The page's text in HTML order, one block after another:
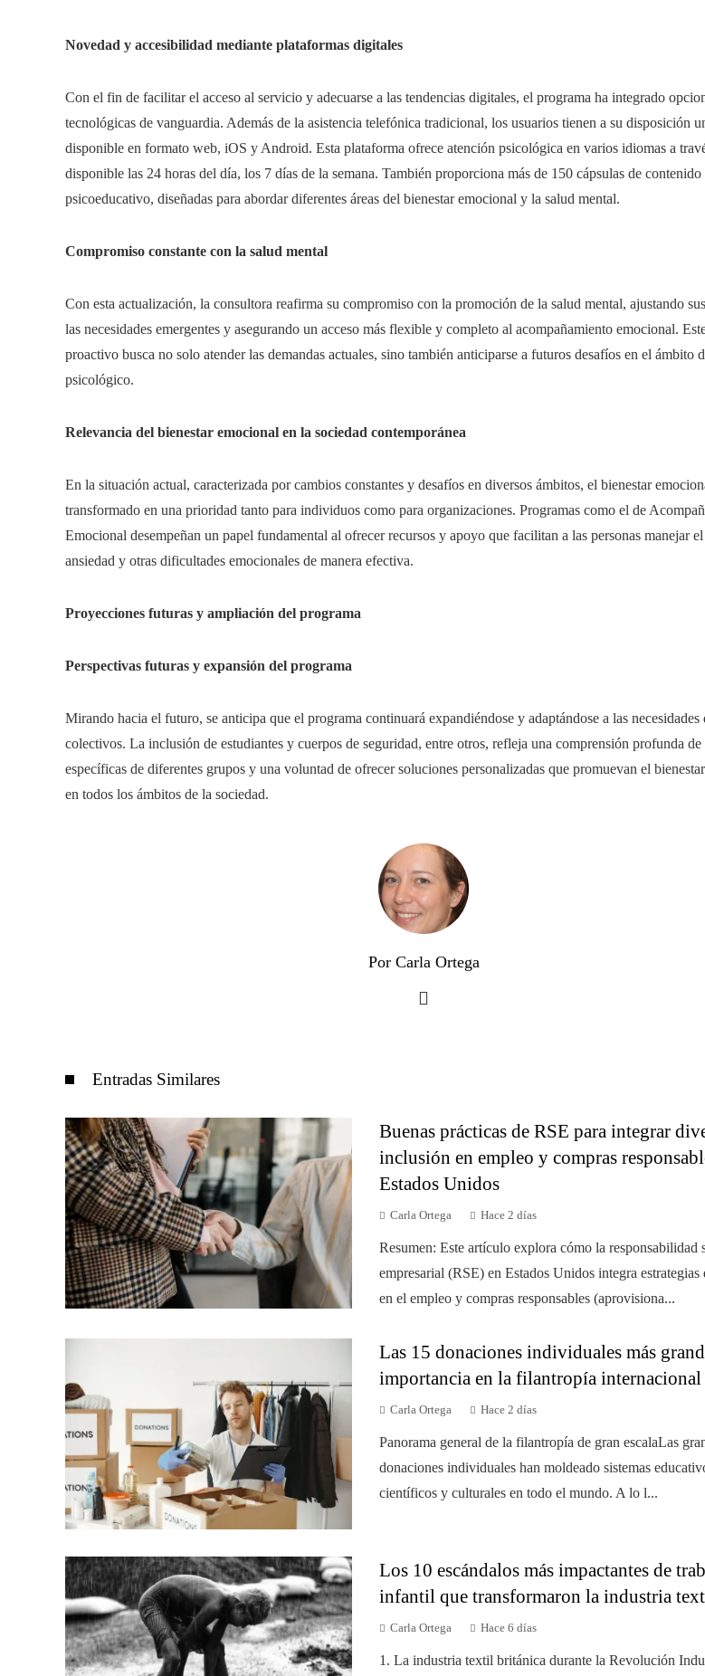
Novedad y accesibilidad mediante plataformas digitales
Con el fin de facilitar el acceso al servicio y adecuarse a las tendencias digitales, el programa ha integrado
tecnológicas de vanguardia. Además de la asistencia telefónica tradicional, los usuarios tienen a su disposición
disponible en formato web, iOS y Android. Esta plataforma ofrece atención psicológica en varios idiomas a
disponible las 24 horas del día, los 7 días de la semana. También proporciona más de 150 cápsulas de contenido
psicoeducativo, diseñadas para abordar diferentes áreas del bienestar emocional y la salud mental.
Compromiso constante con la salud mental
Con esta actualización, la consultora reafirma su compromiso con la promoción de la salud mental, ajustando
las necesidades emergentes y asegurando un acceso más flexible y completo al acompañamiento emocional.
proactivo busca no solo atender las demandas actuales, sino también anticiparse a futuros desafíos en el ámbito
psicológico.
Relevancia del bienestar emocional en la sociedad contemporánea
En la situación actual, caracterizada por cambios constantes y desafíos en diversos ámbitos, el bienestar
transformado en una prioridad tanto para individuos como para organizaciones. Programas como el de
Emocional desempeñan un papel fundamental al ofrecer recursos y apoyo que facilitan a las personas manejar el
ansiedad y otras dificultades emocionales de manera efectiva.
Proyecciones futuras y ampliación del programa
Perspectivas futuras y expansión del programa
Mirando hacia el futuro, se anticipa que el programa continuará expandiéndose y adaptándose a las necesidades
colectivos. La inclusión de estudiantes y cuerpos de seguridad, entre otros, refleja una comprensión profunda de
específicas de diferentes grupos y una voluntad de ofrecer soluciones personalizadas que promuevan el
en todos los ámbitos de la sociedad.
Por Carla Ortega
Entradas Similares
Buenas prácticas de RSE para integrar
inclusión en empleo y compras
Estados Unidos
Carla Ortega Hace 2 días
Resumen: Este artículo explora cómo la responsabilidad
empresarial (RSE) en Estados Unidos integra estrategias
en el empleo y compras responsables (aprovisiona...
Las 15 donaciones individuales más
importancia en la filantropía internacional
Carla Ortega Hace 2 días
Panorama general de la filantropía de gran escalaLas
donaciones individuales han moldeado sistemas
científicos y culturales en todo el mundo. A lo l...
Los 10 escándalos más impactantes de
infantil que transformaron la industria
Carla Ortega Hace 6 días
1. La industria textil británica durante la Revolución